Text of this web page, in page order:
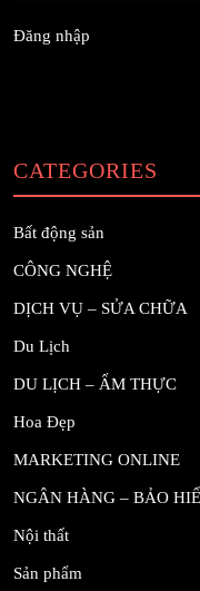
Đăng nhập
CATEGORIES
Bất động sản
CÔNG NGHỆ
DỊCH VỤ – SỬA CHỮA
Du Lịch
DU LỊCH – ẨM THỰC
Hoa Đẹp
MARKETING ONLINE
NGÂN HÀNG – BẢO
Nội thất
Sản phẩm